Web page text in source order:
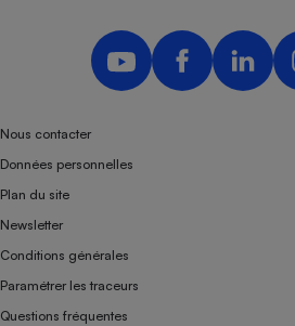
Nous contacter
Données personnelles
Plan du site
Newsletter
Conditions générales
Paramétrer les traceurs
Questions fréquentes